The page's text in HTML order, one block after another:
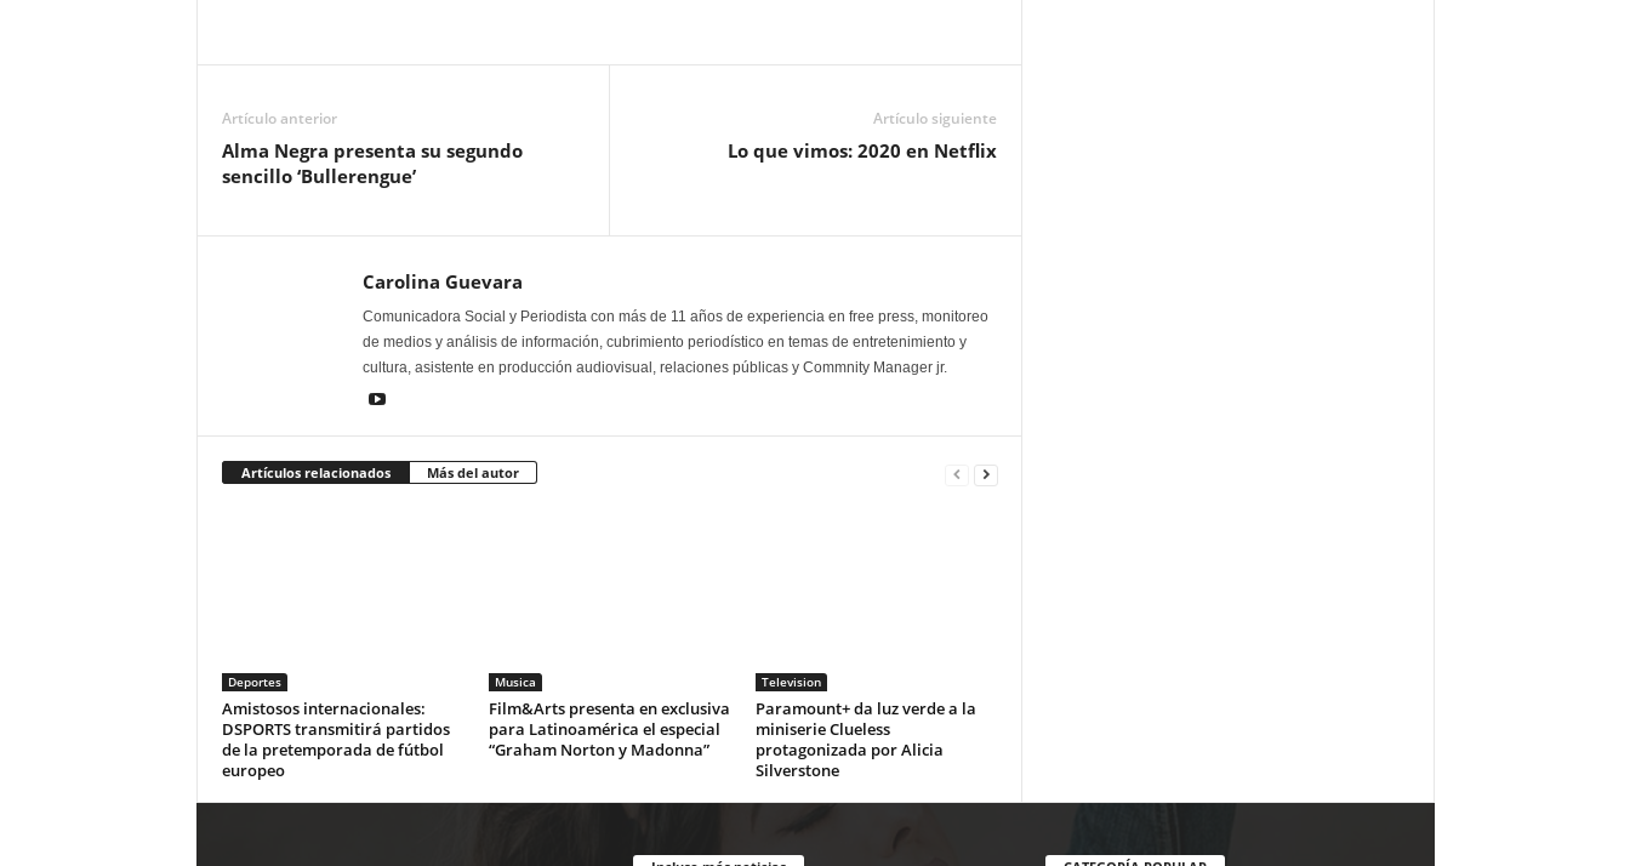
Artículo anterior
Alma Negra presenta su segundo
sencillo ‘Bullerengue’
Artículo siguiente
Lo que vimos: 2020 en Netflix
Carolina Guevara
Comunicadora Social y Periodista con más de 11 años de experiencia en free press, monitoreo
de medios y análisis de información, cubrimiento periodístico en temas de entretenimiento y
cultura, asistente en producción audiovisual, relaciones públicas y Commnity Manager jr.
Artículos relacionados Más del autor
Deportes
Amistosos internacionales:
DSPORTS transmitirá partidos
de la pretemporada de fútbol
europeo
Musica
Film&Arts presenta en exclusiva
para Latinoamérica el especial
“Graham Norton y Madonna”
Television
Paramount+ da luz verde a la
miniserie Clueless
protagonizada por Alicia
Silverstone